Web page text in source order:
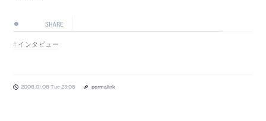
SHARE
インタビュー
2008.01.08 Tue 23:06 permalink